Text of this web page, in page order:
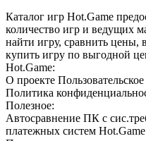
Каталог игр Hot.Game
количество игр и ведущих
найти игру, сравнить цены,
купить игру по выгодной
Hot.Game:
О проекте
Политика
Полезное:
Автосравнение ПК с
платежных систем